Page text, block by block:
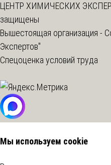
ЦЕНТР ХИМИЧЕСКИХ
защищены
Вышестоящая организация -
Экспертов"
Спецоценка условий труда
Мы используем cookie